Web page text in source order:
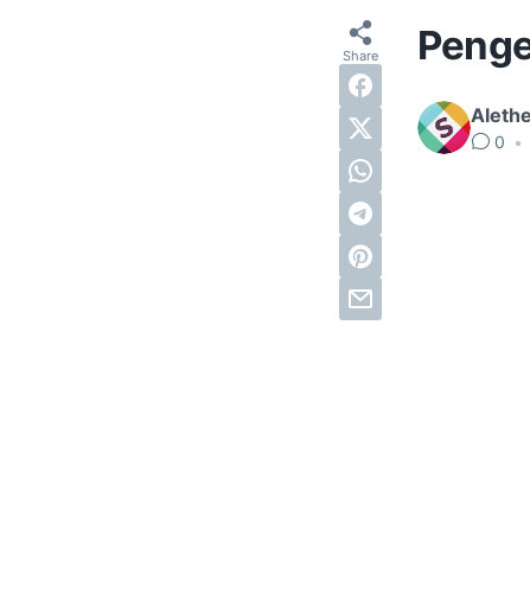
0 •